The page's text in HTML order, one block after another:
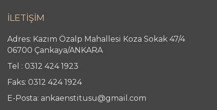
İLETİŞİM
Adres: Kazım Özalp Mahallesi Koza Sokak 47/4
06700 Çankaya/ANKARA
Tel : 0312 424 1923
Faks: 0312 424 1924
E-Posta: ankaenstitusu@gmail.com